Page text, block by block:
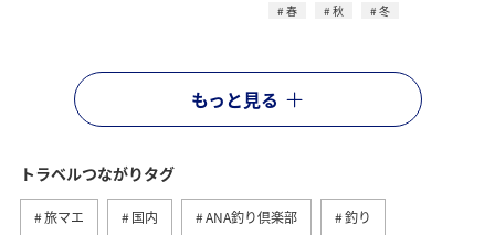
春
秋 冬
もっと見る
トラベルつながりタグ
旅マエ 国内 ANA釣り倶楽部 釣り